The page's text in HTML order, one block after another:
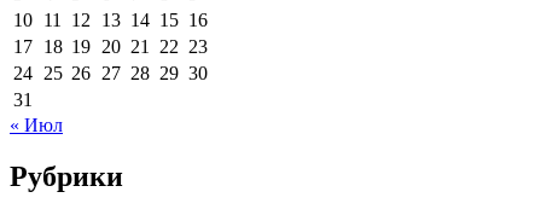
10 11 12 13 14 15 16
17 18 19 20 21 22 23
24 25 26 27 28 29 30
31
« Июл
Рубрики